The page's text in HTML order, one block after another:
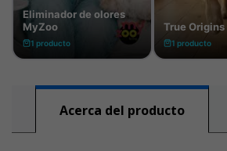
Acerca del producto